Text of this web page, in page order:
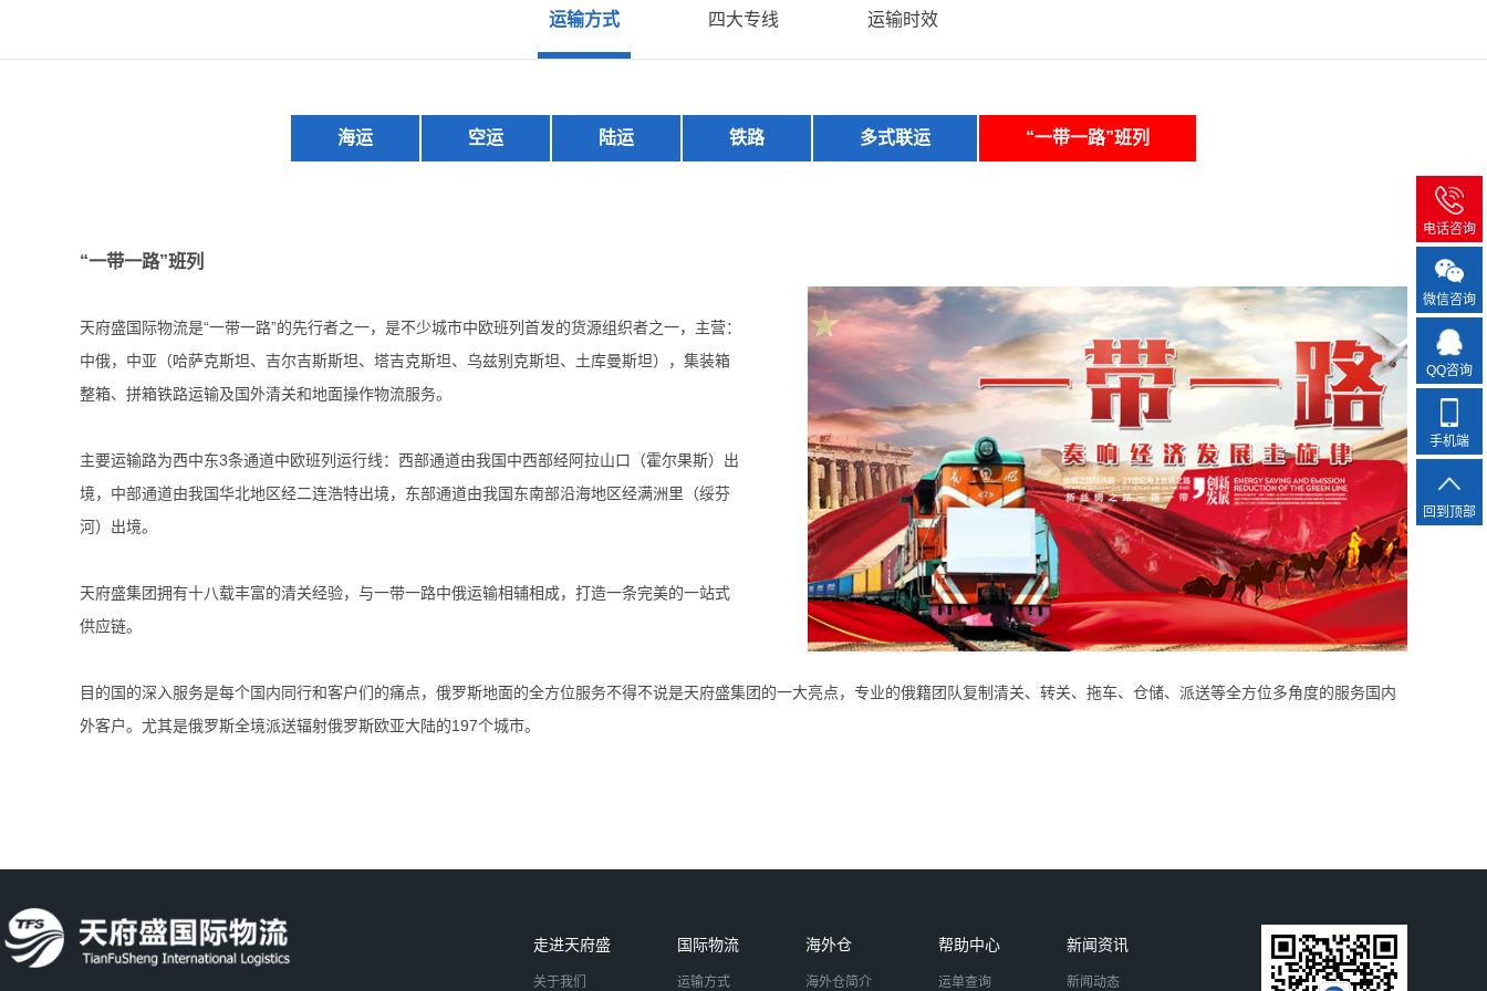
运输方式 四大专线 运输时效
海运 空运 陆运 铁路 多式联运 “一带一路”班列
“一带一路”班列
天府盛国际物流是“一带一路”的先行者之一，是不少城市中欧班列首发的货源组织者之一，主营：
中俄，中亚（哈萨克斯坦、吉尔吉斯斯坦、塔吉克斯坦、乌兹别克斯坦、土库曼斯坦），集装箱
整箱、拼箱铁路运输及国外清关和地面操作物流服务。
主要运输路为西中东3条通道中欧班列运行线：西部通道由我国中西部经阿拉山口（霍尔果斯）出
境，中部通道由我国华北地区经二连浩特出境，东部通道由我国东南部沿海地区经满洲里（绥芬
河）出境。
天府盛集团拥有十八载丰富的清关经验，与一带一路中俄运输相辅相成，打造一条完美的一站式
供应链。
目的国的深入服务是每个国内同行和客户们的痛点，俄罗斯地面的全方位服务不得不说是天府盛集团的一大亮点，专业的俄籍团队复制清关、转关、拖车、仓储、派送等全方位多角度的服务国内
外客户。尤其是俄罗斯全境派送辐射俄罗斯欧亚大陆的197个城市。
走进天府盛
关于我们
国际物流
运输方式
海外仓
海外仓简介
帮助中心
运单查询
新闻资讯
新闻动态
电话咨询
微信咨询
QQ咨询
手机端
回到顶部